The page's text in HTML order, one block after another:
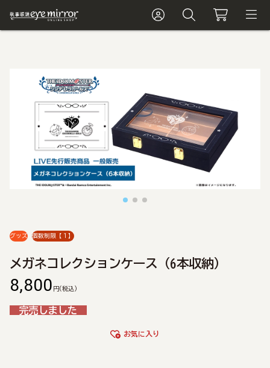
グッズ 個数制限【１】
メガネコレクションケース（6本収納）
8,800 円 (税込)
完売しました
お気に入り